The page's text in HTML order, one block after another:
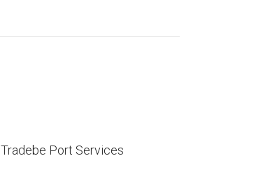
Tradebe Port Services